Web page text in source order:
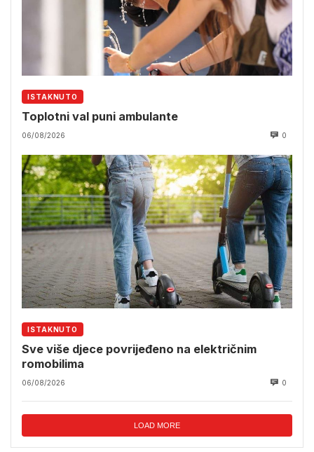
ISTAKNUTO
Toplotni val puni ambulante
06/08/2026 0
ISTAKNUTO
Sve više djece povrijeđeno na električnim
romobilima
06/08/2026 0
LOAD MORE